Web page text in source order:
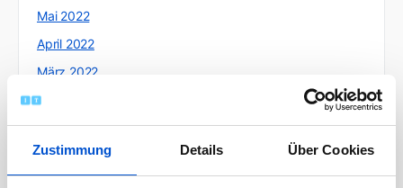
Zustimmung Details Über Cookies
Mai 2022
April 2022
März 2022
Februar 2022
Januar 2022
Dezember 2021